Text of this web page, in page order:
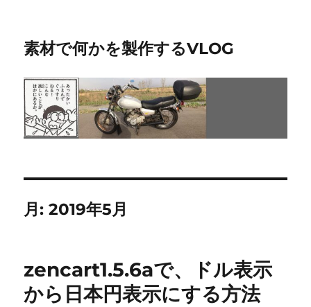
素材で何かを製作するVLOG
月:2019年5月
zencart1.5.6aで、ドル表示
から日本円表示にする方法